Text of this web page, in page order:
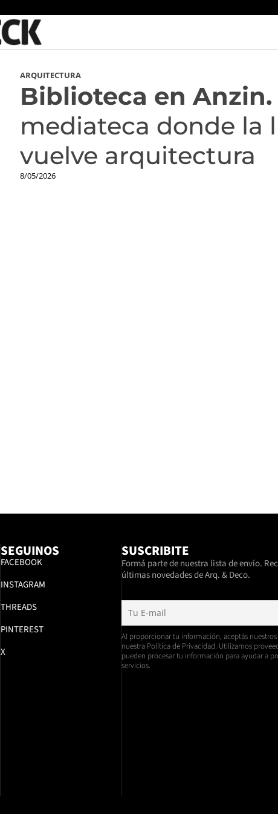
ARQUITECTURA
Biblioteca en Anzin.
mediateca donde la
vuelve arquitectura
8/05/2026
SEGUINOS
FACEBOOK
INSTAGRAM
THREADS
PINTEREST
X
SUSCRIBITE
Formá parte de nuestra lista de envío.
últimas novedades de Arq. & Deco.
Al proporcionar tu información, aceptás
nuestra Política de Privacidad. Utilizamos
pueden procesar tu información para ayudar a
servicios.